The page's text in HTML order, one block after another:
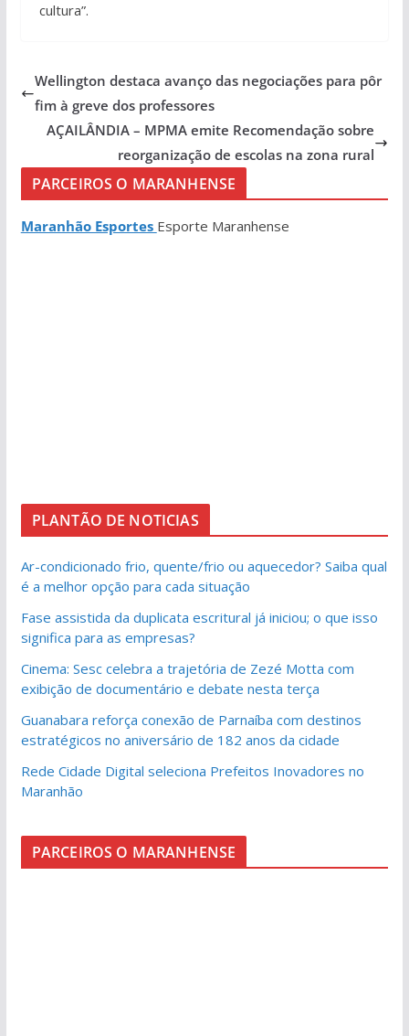
cultura”.
Wellington destaca avanço das negociações para pôr
fim à greve dos professores
AÇAILÂNDIA – MPMA emite Recomendação sobre
reorganização de escolas na zona rural
PARCEIROS O MARANHENSE
Maranhão Esportes Esporte Maranhense
PLANTÃO DE NOTICIAS
Ar-condicionado frio, quente/frio ou aquecedor? Saiba qual
é a melhor opção para cada situação
Fase assistida da duplicata escritural já iniciou; o que isso
significa para as empresas?
Cinema: Sesc celebra a trajetória de Zezé Motta com
exibição de documentário e debate nesta terça
Guanabara reforça conexão de Parnaíba com destinos
estratégicos no aniversário de 182 anos da cidade
Rede Cidade Digital seleciona Prefeitos Inovadores no
Maranhão
PARCEIROS O MARANHENSE